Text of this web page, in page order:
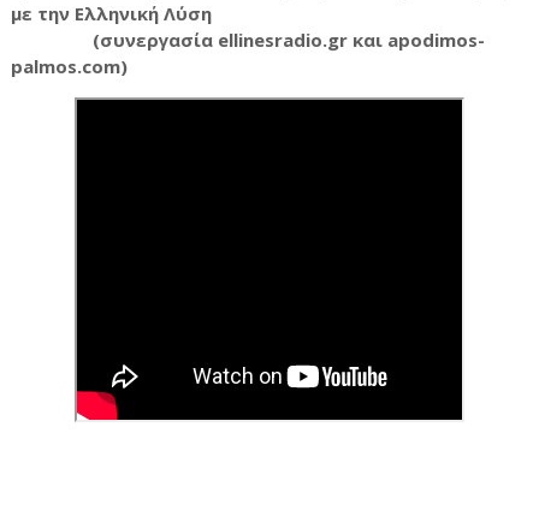
με την Ελληνική Λύση
(συνεργασία ellinesradio.gr και apodimos-
palmos.com)